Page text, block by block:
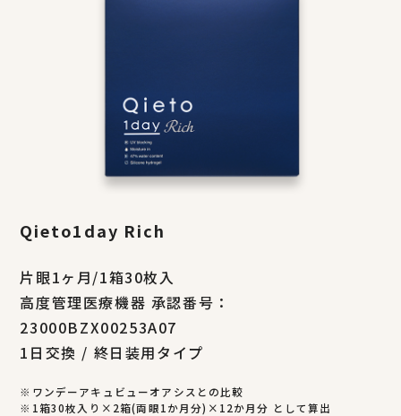
Qieto1day Rich
片眼1ヶ月/1箱30枚入
高度管理医療機器 承認番号：
23000BZX00253A07
1日交換 / 終日装用タイプ
※ワンデーアキュビューオアシスとの比較
※1箱30枚入り×2箱(両眼1か月分)×12か月分 として算出